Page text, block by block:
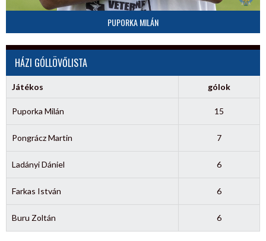
PUPORKA MILÁN
HÁZI GÓLLÖVŐLISTA
Játékos gólok
Puporka Milán 15
Pongrácz Martin 7
Ladányi Dániel 6
Farkas István 6
Buru Zoltán 6